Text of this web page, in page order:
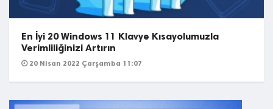
En İyi 20 Windows 11 Klavye Kısayolumuzla
Verimliliğinizi Artırın
20 Nisan 2022 Çarşamba 11:07